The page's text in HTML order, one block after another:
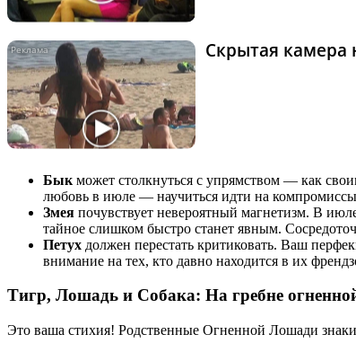
Скрытая камера
Бык может столкнуться с упрямством — как
любовь в июле — научиться идти на компромиссы
Змея почувствует невероятный магнетизм. В
тайное слишком быстро станет явным.
Петух должен перестать критиковать. Ваш
внимание на тех, кто давно находится в их
Тигр, Лошадь и Собака: На гребне
Это ваша стихия! Родственные Огненной Лошади